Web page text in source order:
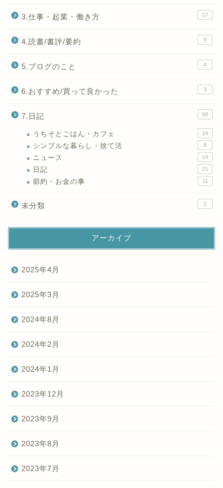
3.仕事・起業・働き方 17
4.読書/書評/要約 9
5.ブログのこと 4
6.おすすめ/買って良かった 3
7.日記 68
うちそとごはん・カフェ 14
シンプルな暮らし・捨て活 8
ニュース 14
日記 21
節約・お金の事 11
未分類 1
アーカイブ
2025年4月
2025年3月
2024年8月
2024年2月
2024年1月
2023年12月
2023年9月
2023年8月
2023年7月